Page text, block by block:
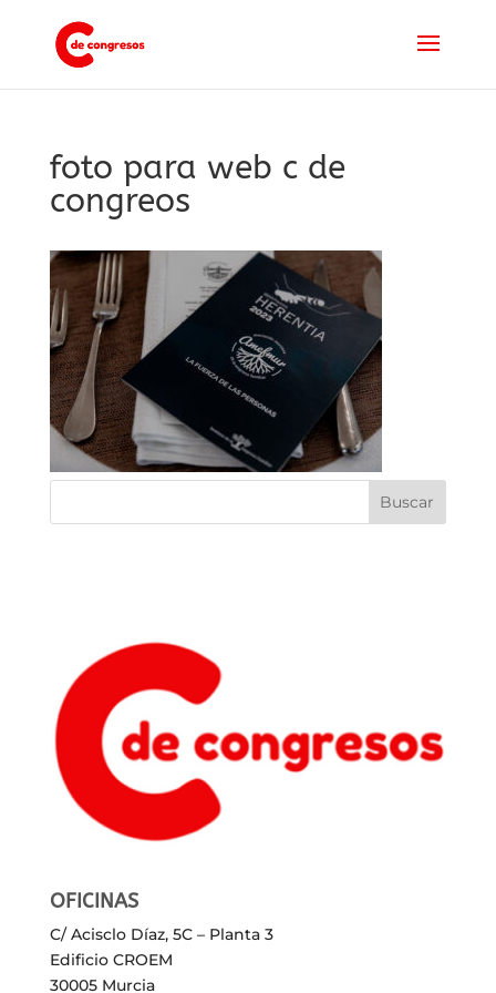
foto para web c de
congreos
OFICINAS
C/ Acisclo Díaz, 5C – Planta 3
Edificio CROEM
30005 Murcia